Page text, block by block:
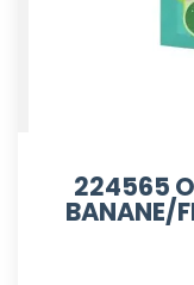
224565
BANANE/